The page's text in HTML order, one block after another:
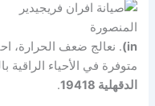
in) . نعالج ضعف الحرارة،
متوفرة في الأحياء الراقية
الدقهلية 19418
.